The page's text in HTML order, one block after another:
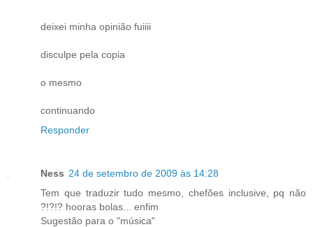
deixei minha opinião fuiiii
disculpe pela copia
o mesmo
continuando
Responder
Ness 24 de setembro de 2009 às 14:28
Tem que traduzir tudo mesmo, chefões inclusive, pq não
?!?!? hooras bolas... enfim
Sugestão para o "música"